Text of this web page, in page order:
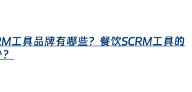
工具品牌有哪些？餐饮SCRM工具的